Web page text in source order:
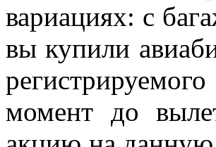
вариациях: с
вы купили
момент до